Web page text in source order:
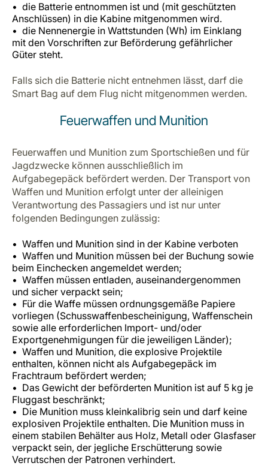
die Batterie entnommen ist und (mit geschützten
Anschlüssen) in die Kabine mitgenommen wird.
die Nennenergie in Wattstunden (Wh) im Einklang
mit den Vorschriften zur Beförderung gefährlicher
Güter steht.
Falls sich die Batterie nicht entnehmen lässt, darf die
Smart Bag auf dem Flug nicht mitgenommen werden.
Feuerwaffen und Munition
Feuerwaffen und Munition zum Sportschießen und für
Jagdzwecke können ausschließlich im
Aufgabegepäck befördert werden. Der Transport von
Waffen und Munition erfolgt unter der alleinigen
Verantwortung des Passagiers und ist nur unter
folgenden Bedingungen zulässig:
Waffen und Munition sind in der Kabine verboten
Waffen und Munition müssen bei der Buchung sowie
beim Einchecken angemeldet werden;
Waffen müssen entladen, auseinandergenommen
und sicher verpackt sein;
Für die Waffe müssen ordnungsgemäße Papiere
vorliegen (Schusswaffenbescheinigung, Waffenschein
sowie alle erforderlichen Import- und/oder
Exportgenehmigungen für die jeweiligen Länder);
Waffen und Munition, die explosive Projektile
enthalten, können nicht als Aufgabegepäck im
Frachtraum befördert werden;
Das Gewicht der beförderten Munition ist auf 5 kg je
Fluggast beschränkt;
Die Munition muss kleinkalibrig sein und darf keine
explosiven Projektile enthalten. Die Munition muss in
einem stabilen Behälter aus Holz, Metall oder Glasfaser
verpackt sein, der jegliche Erschütterung sowie
Verrutschen der Patronen verhindert.